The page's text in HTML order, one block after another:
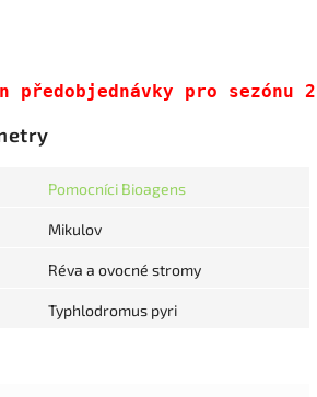
předobjednávky pro sezónu
Pomocníci Bioagens
Mikulov
Réva a ovocné stromy
Typhlodromus pyri